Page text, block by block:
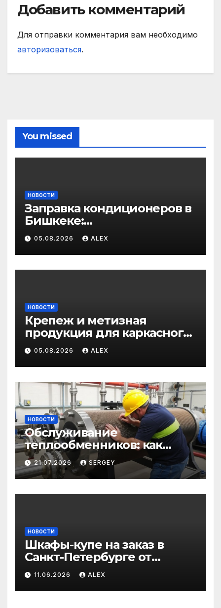
Добавить комментарий
Для отправки комментария вам необходимо
авторизоваться.
You missed
НОВОСТИ
Заправка кондиционеров в
Бишкеке:
профессиональные услуги
для дома и авто
05.08.2026 ALEX
НОВОСТИ
Крепеж и метизная
продукция для каркасного
и загородного
строительства: от
саморезов до анкеров
05.08.2026 ALEX
НОВОСТИ
Обслуживание
теплообменников: как
сохранить эффективность
и избежать простоев
21.07.2026 SERGEY
НОВОСТИ
Шкафы-купе на заказ в
Санкт-Петербурге от
производителя по
доступным ценам
11.06.2026 ALEX